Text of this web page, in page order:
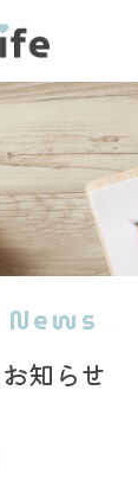
News
お知らせ